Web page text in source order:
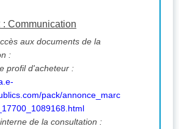
: Communication
aux documents de la
:
profil d'acheteur :
pack/annonce_marc
de la consultation :